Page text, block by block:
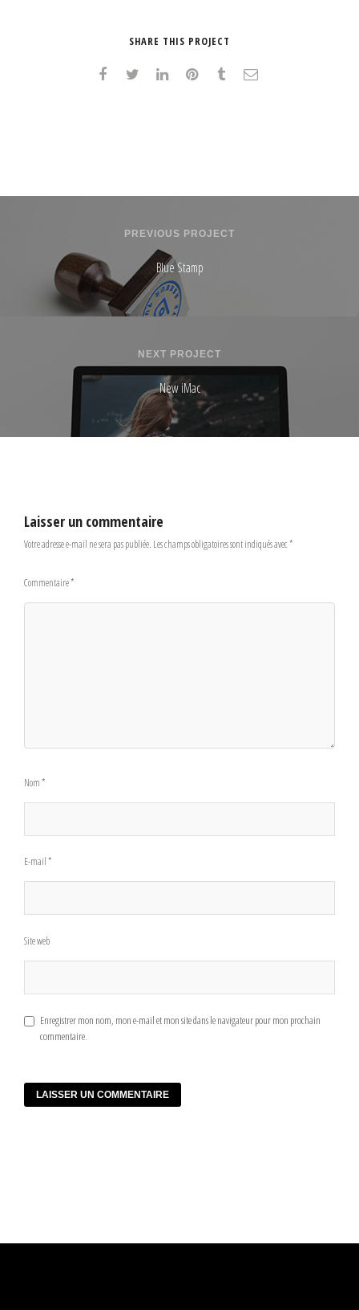
SHARE THIS PROJECT
PREVIOUS PROJECT
Blue Stamp
NEXT PROJECT
New iMac
Laisser un commentaire
Votre adresse e-mail ne sera pas publiée. Les champs obligatoires sont indiqués avec*
Commentaire*
Nom*
E-mail*
Site web
Enregistrer mon nom, mon e-mail et mon site dans le navigateur pour mon prochain
commentaire.